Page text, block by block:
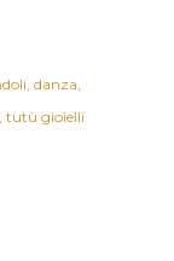
danza
tutù gioielli